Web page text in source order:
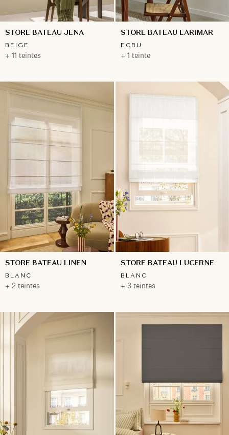
STORE BATEAU JENA
BEIGE
+ 11 teintes
STORE BATEAU LARIMAR
ECRU
+ 1 teinte
STORE BATEAU LINEN
BLANC
+ 2 teintes
STORE BATEAU LUCERNE
BLANC
+ 3 teintes